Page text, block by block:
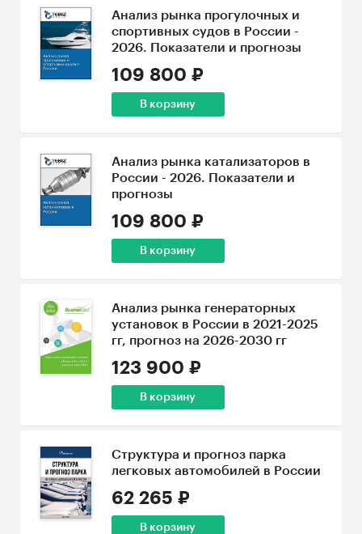
Анализ рынка прогулочных и
спортивных судов в России -
2026. Показатели и прогнозы
109 800 ₽
В корзину
Анализ рынка катализаторов в
России - 2026. Показатели и
прогнозы
109 800 ₽
В корзину
Анализ рынка генераторных
установок в России в 2021-2025
гг, прогноз на 2026-2030 гг
123 900 ₽
В корзину
Структура и прогноз парка
легковых автомобилей в России
62 265 ₽
В корзину